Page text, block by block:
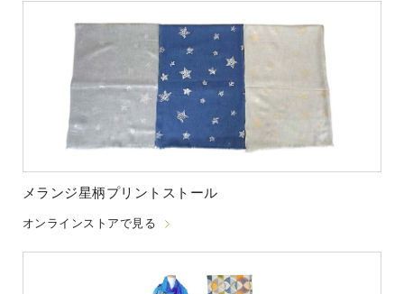
メランジ星柄プリントストール
オンラインストアで見る